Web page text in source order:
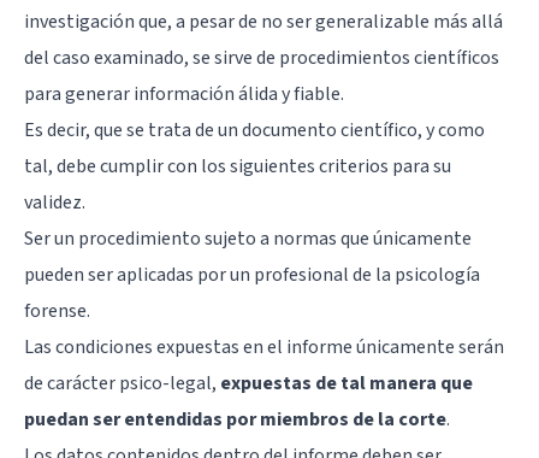
investigación que, a pesar de no ser generalizable más allá
del caso examinado, se sirve de procedimientos científicos
para generar información álida y fiable.
Es decir, que se trata de un documento científico, y como
tal, debe cumplir con los siguientes criterios para su
validez.
Ser un procedimiento sujeto a normas que únicamente
pueden ser aplicadas por un profesional de la psicología
forense.
Las condiciones expuestas en el informe únicamente serán
de carácter psico-legal, expuestas de tal manera que
puedan ser entendidas por miembros de la corte.